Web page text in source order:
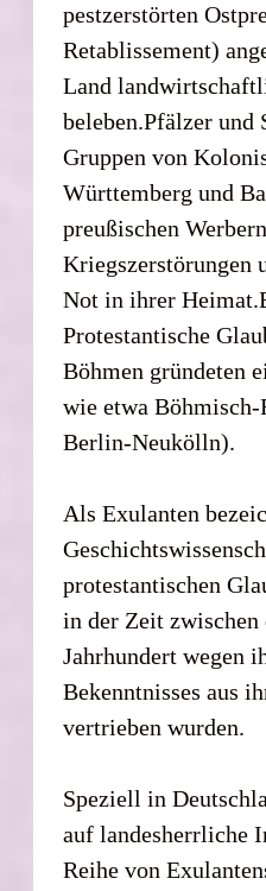
pestzerstörten
Retablissement)
Land
beleben.Pfälzer und
Gruppen von
Württemberg und
preußischen
Kriegszerstörungen
Not in ihrer
Protestantische
Böhmen gründeten
wie etwa
Berlin-Neukölln).
Als Exulanten
protestantischen
in der Zeit zwischen
Jahrhundert wegen
Bekenntnisses aus
vertrieben wurden.
Speziell in
auf landesherrliche
Reihe von